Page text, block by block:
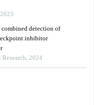
detection of
inhibitor
2024